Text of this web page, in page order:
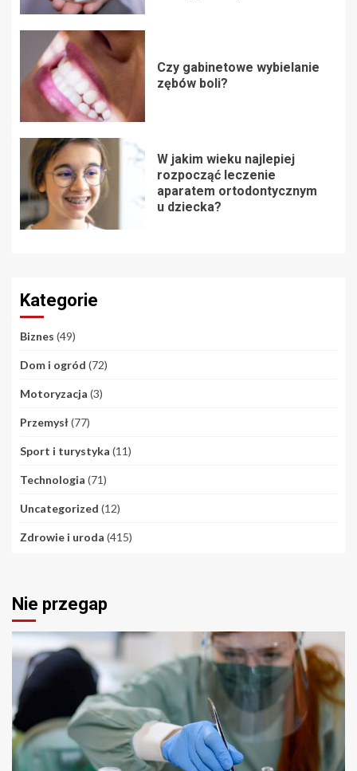
Czy gabinetowe wybielanie
zębów boli?
W jakim wieku najlepiej
rozpocząć leczenie
aparatem ortodontycznym
u dziecka?
Kategorie
Biznes (49)
Dom i ogród (72)
Motoryzacja (3)
Przemysł(77)
Sport i turystyka (11)
Technologia (71)
Uncategorized (12)
Zdrowie i uroda (415)
Nie przegap